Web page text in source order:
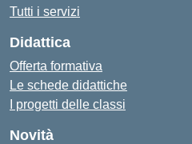
Tutti i servizi
Didattica
Offerta formativa
Le schede didattiche
I progetti delle classi
Novità